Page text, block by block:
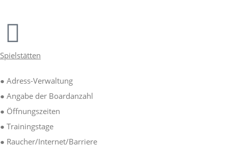
Spielstätten
● Adress-Verwaltung
● Angabe der Boardanzahl
● Öffnungszeiten
● Trainingstage
● Raucher/Internet/Barriere